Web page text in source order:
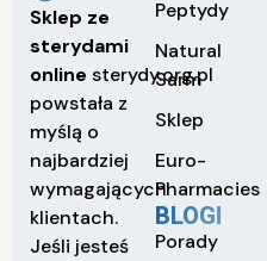
Sklep ze
sterydami
online sterydy.org.pl
powstała z
myślą o
najbardziej
wymagających
klientach.
Jeśli jesteś
Peptydy
Natural
Sarm
Sklep
Euro-
Pharmacies
BLOGI
Porady